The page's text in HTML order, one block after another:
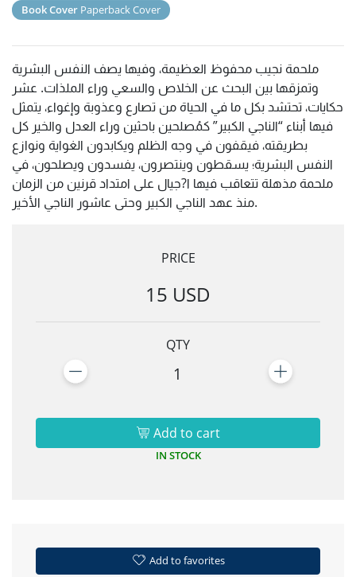
Book Cover Paperback Cover
ملحمة نجيب محفوظ العظيمة، وفيها يصف النفس البشرية
وتمزقها بين البحث عن الخلاص والسعي وراء الملذات. عشر
حكايات، تحتشد بكل ما في الحياة من تصارع وعذوبة وإغواء، يتمثل
فيها أبناء “الناجي الكبير” كمُصلحين باحثين وراء العدل والخير كل
بطريقته، فيقفون في وجه الظلم ويكابدون الغواية ونوازع
النفس البشرية؛ يسقطون وينتصرون، يفسدون ويصلحون، في
ملحمة مذهلة تتعاقب فيها ا?جيال على امتداد قرنين من الزمان
منذ عهد الناجي الكبير وحتى عاشور الناجي الأخير.
PRICE
15 USD
QTY
1
Add to cart
IN STOCK
Add to favorites